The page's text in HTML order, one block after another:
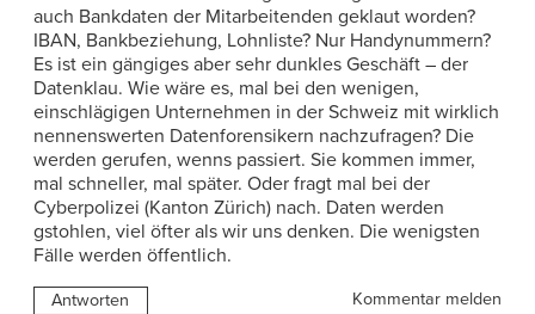
auch Bankdaten der Mitarbeitenden geklaut worden?
IBAN, Bankbeziehung, Lohnliste? Nur Handynummern?
Es ist ein gängiges aber sehr dunkles Geschäft – der
Datenklau. Wie wäre es, mal bei den wenigen,
einschlägigen Unternehmen in der Schweiz mit wirklich
nennenswerten Datenforensikern nachzufragen? Die
werden gerufen, wenns passiert. Sie kommen immer,
mal schneller, mal später. Oder fragt mal bei der
Cyberpolizei (Kanton Zürich) nach. Daten werden
gstohlen, viel öfter als wir uns denken. Die wenigsten
Fälle werden öffentlich.
Antworten Kommentar melden